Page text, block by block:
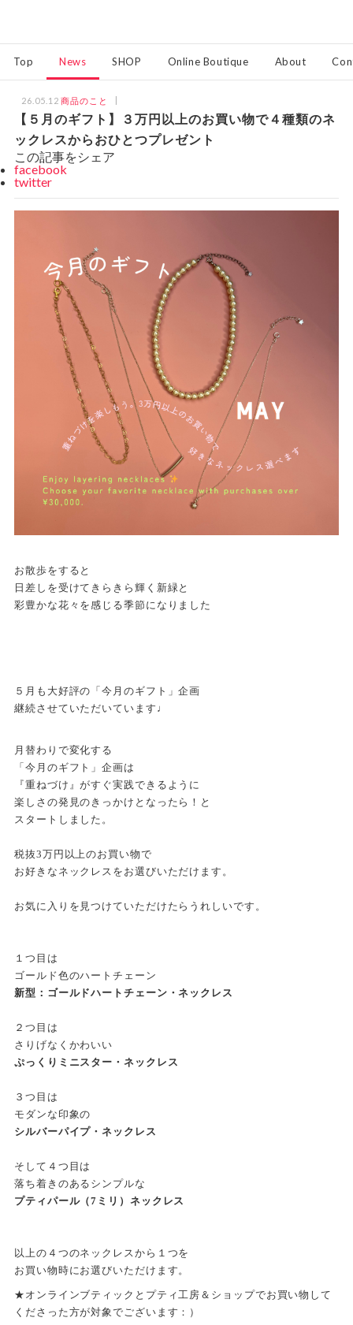
Top News SHOP Online Boutique About
26.05.12 商品のこと
【５月のギフト】３万円以上のお買い物で４種類のネ
ックレスからおひとつプレゼント
この記事をシェア
facebook
twitter
お散歩をすると
日差しを受けてきらきら輝く新緑と
彩豊かな花々を感じる季節になりました
５月も大好評の「今月のギフト」企画
継続させていただいています♩
月替わりで変化する
「今月のギフト」企画は
『重ねづけ』がすぐ実践できるように
楽しさの発見のきっかけとなったら！と
スタートしました。
税抜3万円以上のお買い物で
お好きなネックレスをお選びいただけます。
お気に入りを見つけていただけたらうれしいです。
１つ目は
ゴールド色のハートチェーン
新型：ゴールドハートチェーン・ネックレス
２つ目は
さりげなくかわいい
ぷっくりミニスター・ネックレス
３つ目は
モダンな印象の
シルバーパイプ・ネックレス
そして４つ目は
落ち着きのあるシンプルな
プティパール（7ミリ）ネックレス
以上の４つのネックレスから１つを
お買い物時にお選びいただけます。
★オンラインブティックとプティ工房＆ショップでお買い物して
くださった方が対象でございます：）